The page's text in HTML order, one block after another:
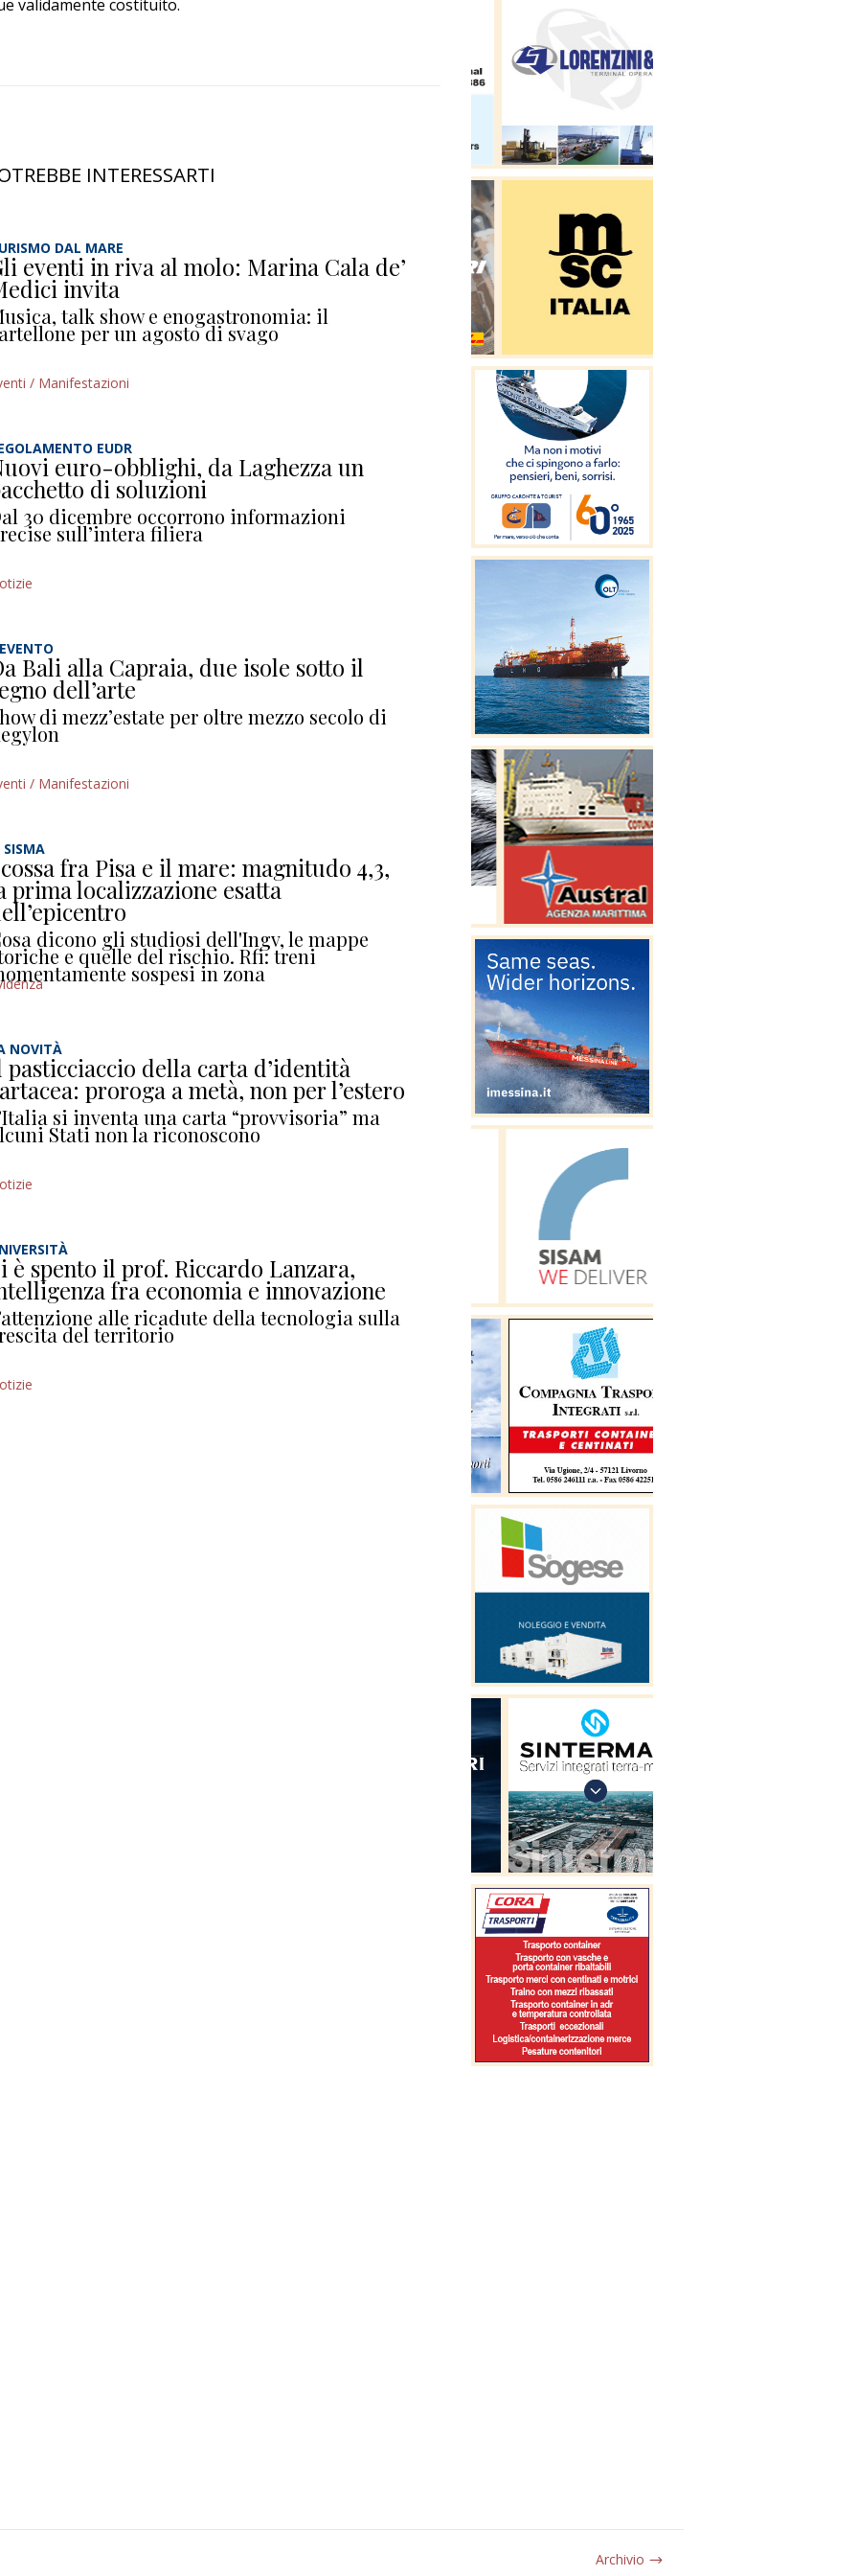
validamente costituito.
INTERESSARTI
DAL MARE
eventi in riva al molo: Marina Cala de’
invita
talk show e enogastronomia: il
per un agosto di svago
/ Manifestazioni
EUDR
euro-obblighi, da Laghezza un
di soluzioni
30 dicembre occorrono informazioni
sull’intera filiera
Bali alla Capraia, due isole sotto il
dell’arte
di mezz’estate per oltre mezzo secolo di
/ Manifestazioni
SISMA
fra Pisa e il mare: magnitudo 4,3,
prima localizzazione esatta
dicono gli studiosi dell'Ingv, le mappe
e quelle del rischio. Rfi: treni
sospesi in zona
NOVITÀ
pasticciaccio della carta d’identità
proroga a metà, non per l’estero
si inventa una carta “provvisoria” ma
Stati non la riconoscono
è spento il prof. Riccardo Lanzara,
fra economia e innovazione
alle ricadute della tecnologia sulla
del territorio
Archivio